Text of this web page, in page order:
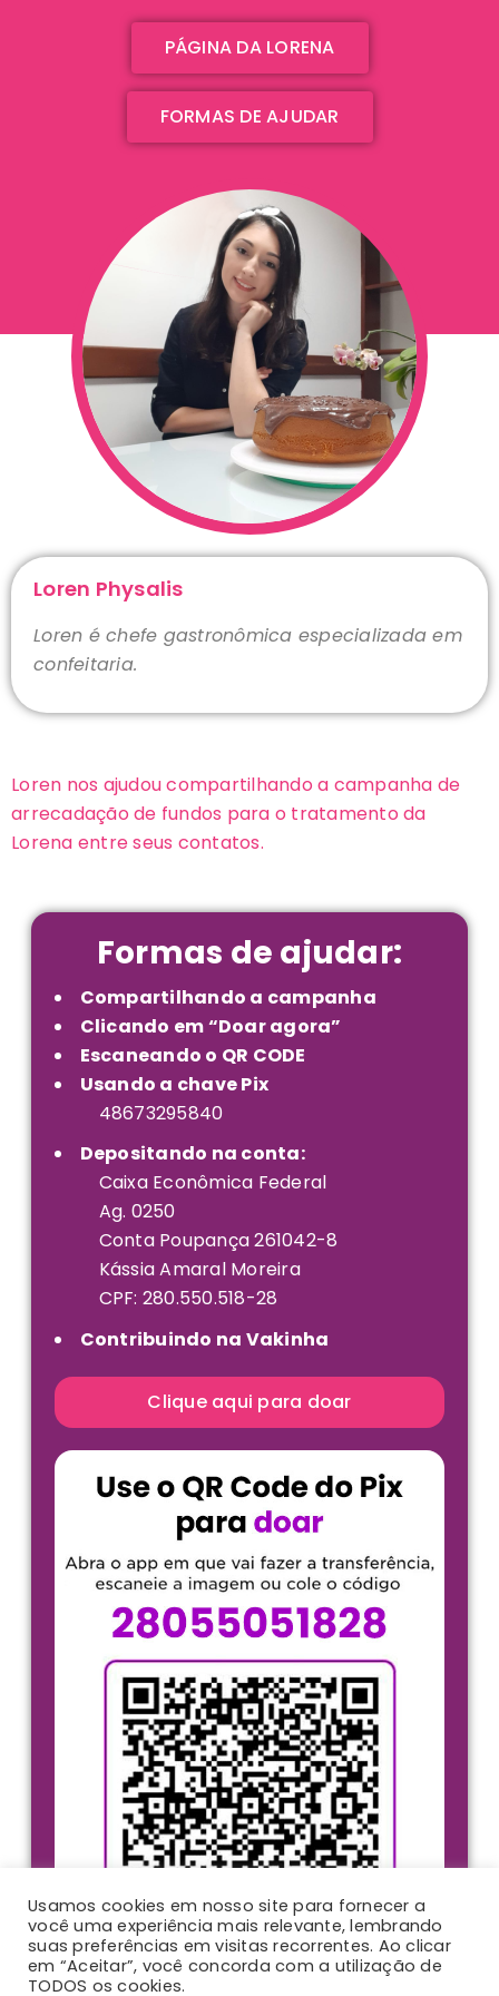
PÁGINA DA LORENA
FORMAS DE AJUDAR
Loren Physalis
Loren é chefe gastronômica especializada em
confeitaria.
Loren nos ajudou compartilhando a campanha de
arrecadação de fundos para o tratamento da
Lorena entre seus contatos.
Formas de ajudar:
Compartilhando a campanha
Clicando em “Doar agora”
Escaneando o QR CODE
Usando a chave Pix
48673295840
Depositando na conta:
Caixa Econômica Federal
Ag. 0250
Conta Poupança 261042-8
Kássia Amaral Moreira
CPF: 280.550.518-28
Contribuindo na Vakinha
Clique aqui para doar
Usamos cookies em nosso site para fornecer a
você uma experiência mais relevante, lembrando
suas preferências em visitas recorrentes. Ao clicar
em “Aceitar”, você concorda com a utilização de
TODOS os cookies.